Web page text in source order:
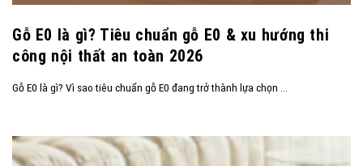
Gỗ E0 là gì? Tiêu chuẩn gỗ E0 & xu hướng thi
công nội thất an toàn 2026
Gỗ E0 là gì? Vì sao tiêu chuẩn gỗ E0 đang trở thành lựa chọn ...